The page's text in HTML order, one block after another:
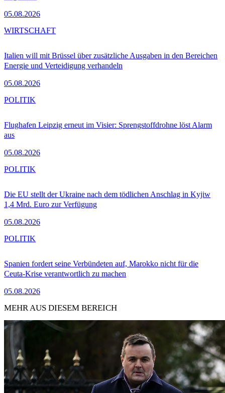
05.08.2026
Italien will mit Brüssel über zusätzliche Ausgaben in den Bereichen
Energie und Verteidigung verhandeln
05.08.2026
WIRTSCHAFT
Flughafen Leipzig erneut im Visier: Sprengstoffdrohne löst Alarm
aus
05.08.2026
POLITIK
Die EU stellt der Ukraine nach dem tödlichen Anschlag in Kyjiw
1,4 Mrd. Euro zur Verfügung
05.08.2026
POLITIK
Spanien fordert seine Verbündeten auf, Marokko nicht für die
Ceuta-Krise verantwortlich zu machen
05.08.2026
POLITIK
MEHR AUS DIESEM BEREICH